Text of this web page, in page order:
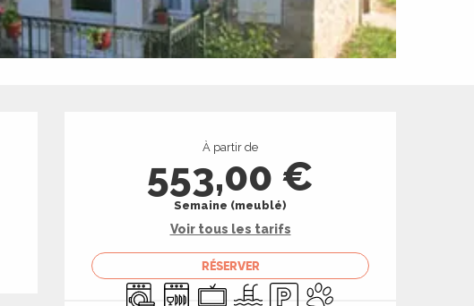
Ouverture et
À partir de
553,00 €
Semaine (meublé)
Voir tous les tarifs
RÉSERVER
Lave lingeLave vaisselle
Télévision
PiscineParkingAnimaux acceptés